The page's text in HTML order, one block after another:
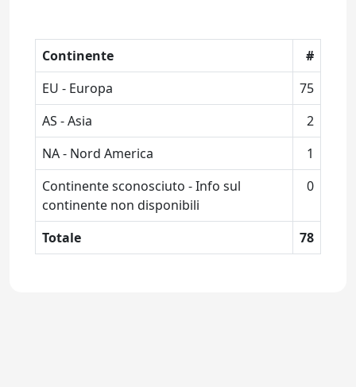
Continente
#
EU - Europa
75
AS - Asia
2
NA - Nord America
1
Continente sconosciuto - Info sul
continente non disponibili
0
Totale 78